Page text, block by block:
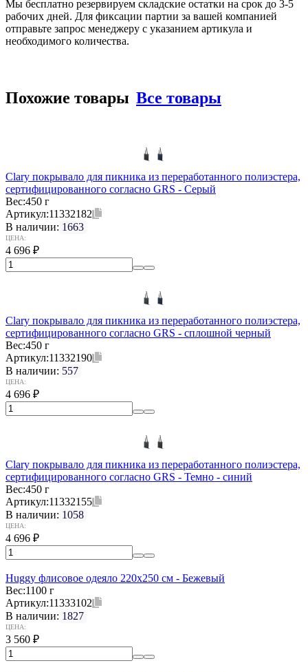
Мы бесплатно резервируем складские остатки на срок до 3-5
рабочих дней. Для фиксации партии за вашей компанией
отправьте запрос менеджеру с указанием артикула и
необходимого количества.
Похожие товары Все товары
Clary покрывало для пикника из переработанного полиэстера,
сертифицированного согласно GRS - Серый
Вес:450 г
Артикул:11332182
В наличии: 1663
ЦЕНА:
4 696 ₽
Clary покрывало для пикника из переработанного полиэстера,
сертифицированного согласно GRS - сплошной черный
Вес:450 г
Артикул:11332190
В наличии: 557
ЦЕНА:
4 696 ₽
Clary покрывало для пикника из переработанного полиэстера,
сертифицированного согласно GRS - Темно - синий
Вес:450 г
Артикул:11332155
В наличии: 1058
ЦЕНА:
4 696 ₽
Huggy флисовое одеяло 220x250 см - Бежевый
Вес:1100 г
Артикул:11333102
В наличии: 1827
ЦЕНА:
3 560 ₽